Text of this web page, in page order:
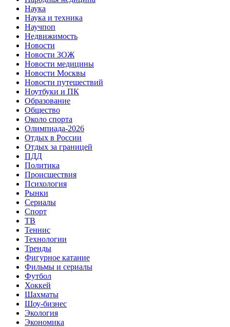
Наука
Наука и техника
Научпоп
Недвижимость
Новости
Новости ЗОЖ
Новости медицины
Новости Москвы
Новости путешествий
Ноутбуки и ПК
Образование
Общество
Около спорта
Олимпиада-2026
Отдых в России
Отдых за границей
ПДД
Политика
Происшествия
Психология
Рынки
Сериалы
Спорт
ТВ
Теннис
Технологии
Тренды
Фигурное катание
Фильмы и сериалы
Футбол
Хоккей
Шахматы
Шоу-бизнес
Экология
Экономика